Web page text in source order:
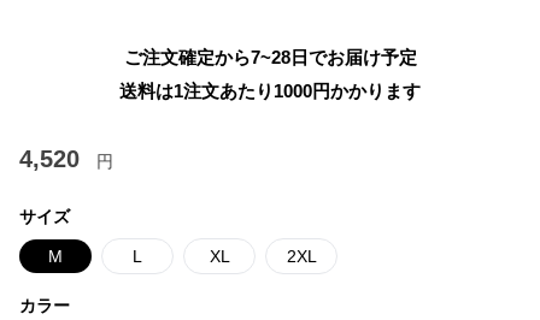
ご注文確定から7~28日でお届け予定
送料は1注文あたり 1000円かかります
4,520 円
サイズ
M L XL 2XL
カラー